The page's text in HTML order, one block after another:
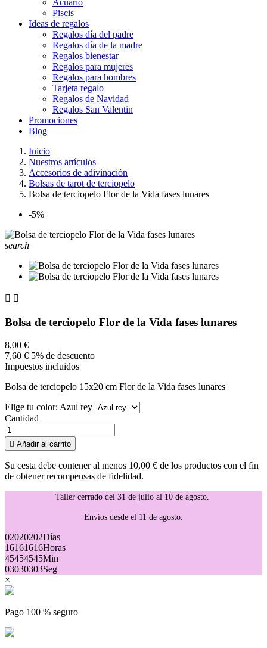
Acuario
Piscis
Ideas de regalos
Regalos día del padre
Regalos día de la madre
Regalos bienestar
Regalos para mujeres
Regalos para hombres
Tarjeta regalo
Regalos de Navidad
Regalos San Valentin
Promociones
Blog
Inicio
Nuestros artículos
Accesorios de adivinación
Bolsas de tarot de terciopelo
Bolsa de terciopelo Flor de la Vida fases lunares
-5%
search
 
Bolsa de terciopelo Flor de la Vida fases lunares
8,00 €
7,60 € 5% de descuento
Impuestos incluidos
Bolsa de terciopelo 15x20 cm Flor de la Vida fases lunares
Elige tu color: Azul rey
Cantidad
 Añadir al carrito
Su cesta debe contener al menos 10,00 € de los productos con el fin
de obtener recompensas de fidelidad.
Taller cerrado del 31 de julio al 10 de agosto.
Envíos desde el 11 de agosto.
02020202Días
16161616Horas
45454545Min
03030303Seg
×
Pago 100 % seguro